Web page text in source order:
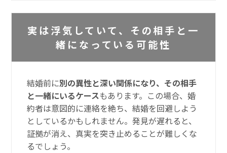
実は浮気していて、その相手と一
緒になっている可能性
結婚前に別の異性と深い関係になり、その相手
と一緒にいるケースもあります。この場合、婚
約者は意図的に連絡を絶ち、結婚を回避しよう
としているかもしれません。発見が遅れると、
証拠が消え、真実を突き止めることが難しくな
るでしょう。